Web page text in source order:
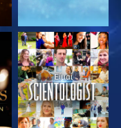
ΠΑΡΑΚΟΛΟΥΘΗΣΤΕ